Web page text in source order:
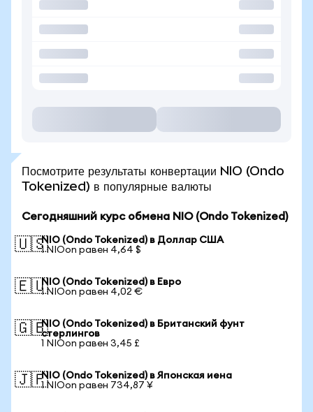
Посмотрите результаты конвертации NIO (Ondo
Tokenized) в популярные валюты
Сегодняшний курс обмена NIO (Ondo Tokenized)
🇺🇸NIO (Ondo Tokenized) в Доллар США
1 NIOon равен 4,64 $
🇪🇺NIO (Ondo Tokenized) в Евро
1 NIOon равен 4,02 €
🇬🇧NIO (Ondo Tokenized) в Британский фунт
стерлингов
1 NIOon равен 3,45 £
🇯🇵NIO (Ondo Tokenized) в Японская иена
1 NIOon равен 734,87 ¥